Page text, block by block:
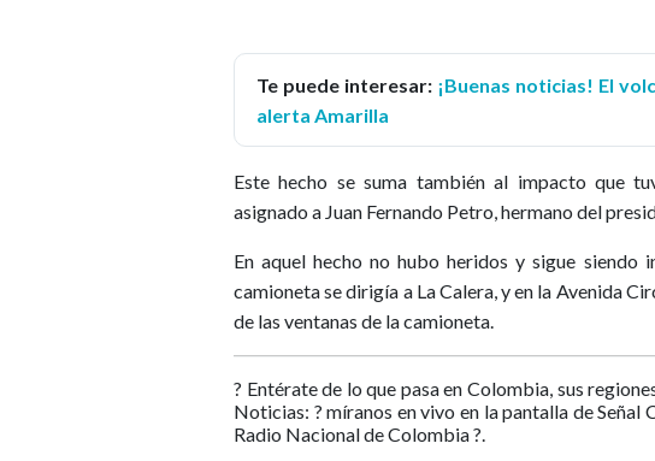
Te puede interesar: ¡Buenas noticias! El
alerta Amarilla
Este hecho se suma también al impacto que
asignado a Juan Fernando Petro, hermano del
En aquel hecho no hubo heridos y sigue siendo
camioneta se dirigía a La Calera, y en la Avenida
de las ventanas de la camioneta.
? Entérate de lo que pasa en Colombia, sus
Noticias: ? míranos en vivo en la pantalla de
Radio Nacional de Colombia ?.